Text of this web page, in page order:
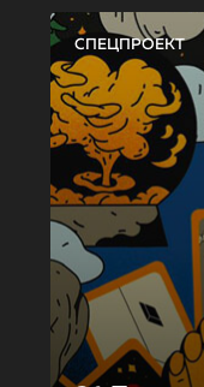
СПЕЦПРОЕКТ